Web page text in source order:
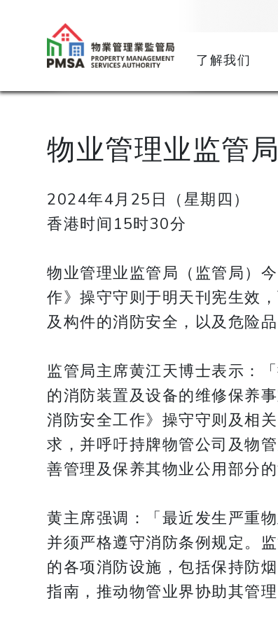
了解我们
物业管理业监管
2024年4月25日（星期四）
香港时间15时30分
物业管理业监管局（监管局）
作》操守守则于明天刊宪生效
及构件的消防安全，以及危险
监管局主席黄江天博士表示：
的消防装置及设备的维修保养
消防安全工作》操守守则及相
求，并呼吁持牌物管公司及物
善管理及保养其物业公用部分
黄主席强调：「最近发生严重
并须严格遵守消防条例规定。
的各项消防设施，包括保持防
指南，推动物管业界协助其管